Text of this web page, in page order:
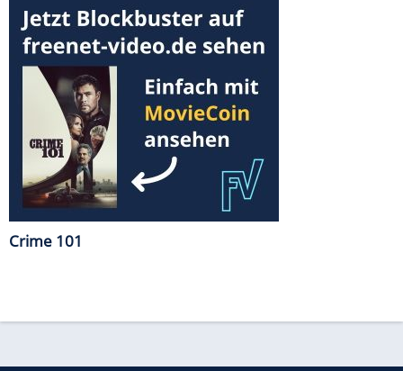
Crime 101